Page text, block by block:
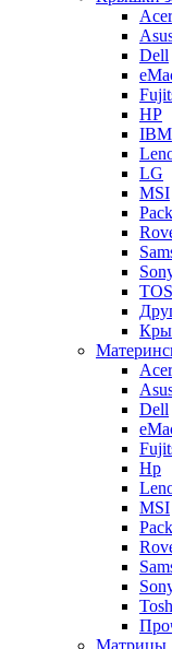
Acer
Dell
HP
IBM
LG
MSI
Acer
Dell
Hp
MSI
Матрицы